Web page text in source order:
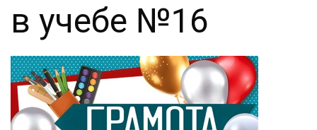
в учебе №16